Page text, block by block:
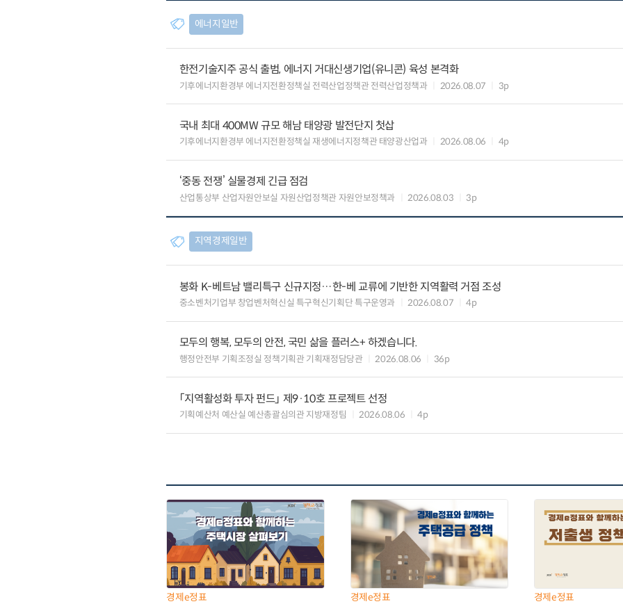
에너지일반
한전기술지주 공식 출범, 에너지 거대신생기업(유니콘) 육성 본격화
기후에너지환경부 에너지전환정책실 전력산업정책관 전력산업정책과 2026.08.07 3p
국내 최대 400MW 규모 해남 태양광 발전단지 첫삽
기후에너지환경부 에너지전환정책실 재생에너지정책관 태양광산업과 2026.08.06 4p
‘중동 전쟁’ 실물경제 긴급 점검
산업통상부 산업자원안보실 자원산업정책관 자원안보정책과 2026.08.03 3p
지역경제일반
봉화 K-베트남 밸리특구 신규지정…한-베 교류에 기반한 지역활력 거점 조성
중소벤처기업부 창업벤처혁신실 특구혁신기획단 특구운영과 2026.08.07 4p
모두의 행복, 모두의 안전, 국민 삶을 플러스+ 하겠습니다.
행정안전부 기획조정실 정책기획관 기획재정담당관 2026.08.06 36p
「지역활성화 투자 펀드」 제9·10호 프로젝트 선정
기획예산처 예산실 예산총괄심의관 지방재정팀 2026.08.06 4p
경제e정표 경제e정표 경제e정표